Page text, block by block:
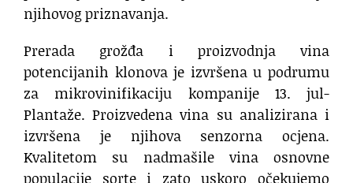
njihovog priznavanja.
Prerada grožđa i proizvodnja vina
potencijanih klonova je izvršena u podrumu
za mikrovinifikaciju kompanije 13. jul-
Plantaže. Proizvedena vina su analizirana i
izvršena je njihova senzorna ocjena.
Kvalitetom su nadmašile vina osnovne
populacije sorte i zato uskoro očekujemo